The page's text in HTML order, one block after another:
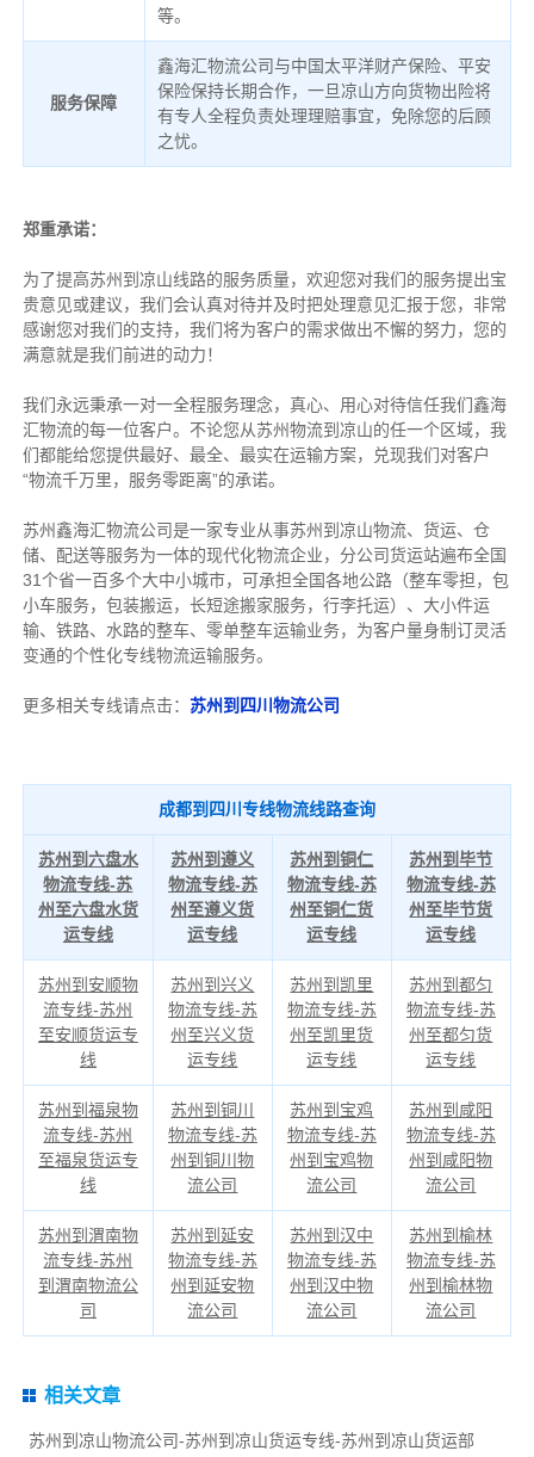
等。
服务保障
鑫海汇物流公司与中国太平洋财产保险、平安
保险保持长期合作，一旦凉山方向货物出险将
有专人全程负责处理理赔事宜，免除您的后顾
之忧。
郑重承诺：
为了提高苏州到凉山线路的服务质量，欢迎您对我们的服务提出宝
贵意见或建议，我们会认真对待并及时把处理意见汇报于您，非常
感谢您对我们的支持，我们将为客户的需求做出不懈的努力，您的
满意就是我们前进的动力！
我们永远秉承一对一全程服务理念，真心、用心对待信任我们鑫海
汇物流的每一位客户。不论您从苏州物流到凉山的任一个区域，我
们都能给您提供最好、最全、最实在运输方案，兑现我们对客户
“物流千万里，服务零距离”的承诺。
苏州鑫海汇物流公司是一家专业从事苏州到凉山物流、货运、仓
储、配送等服务为一体的现代化物流企业，分公司货运站遍布全国
31个省一百多个大中小城市，可承担全国各地公路（整车零担，包
小车服务，包装搬运，长短途搬家服务，行李托运）、大小件运
输、铁路、水路的整车、零单整车运输业务，为客户量身制订灵活
变通的个性化专线物流运输服务。
更多相关专线请点击： 苏州到四川物流公司
成都到四川专线物流线路查询
苏州到六盘水
物流专线-苏
州至六盘水货
运专线
苏州到遵义
物流专线-苏
州至遵义货
运专线
苏州到铜仁
物流专线-苏
州至铜仁货
运专线
苏州到毕节
物流专线-苏
州至毕节货
运专线
苏州到安顺物
流专线-苏州
至安顺货运专
线
苏州到兴义
物流专线-苏
州至兴义货
运专线
苏州到凯里
物流专线-苏
州至凯里货
运专线
苏州到都匀
物流专线-苏
州至都匀货
运专线
苏州到福泉物
流专线-苏州
至福泉货运专
线
苏州到铜川
物流专线-苏
州到铜川物
流公司
苏州到宝鸡
物流专线-苏
州到宝鸡物
流公司
苏州到咸阳
物流专线-苏
州到咸阳物
流公司
苏州到渭南物
流专线-苏州
到渭南物流公
司
苏州到延安
物流专线-苏
州到延安物
流公司
苏州到汉中
物流专线-苏
州到汉中物
流公司
苏州到榆林
物流专线-苏
州到榆林物
流公司
相关文章
苏州到凉山物流公司-苏州到凉山货运专线-苏州到凉山货运部